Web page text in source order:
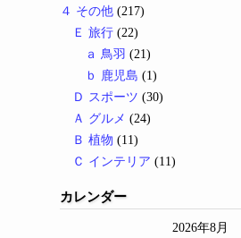
４ その他 (217)
Ｅ 旅行 (22)
ａ 鳥羽 (21)
ｂ 鹿児島 (1)
Ｄ スポーツ (30)
Ａ グルメ (24)
Ｂ 植物 (11)
Ｃ インテリア (11)
カレンダー
2026年8月